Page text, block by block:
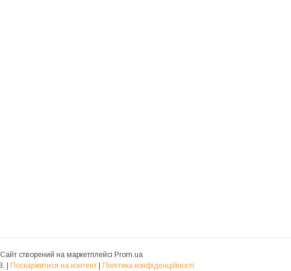
Сайт створений на маркетплейсі Prom.ua
ФОП Яцина А.В, | Поскаржитися на контент | Політика конфіденційності